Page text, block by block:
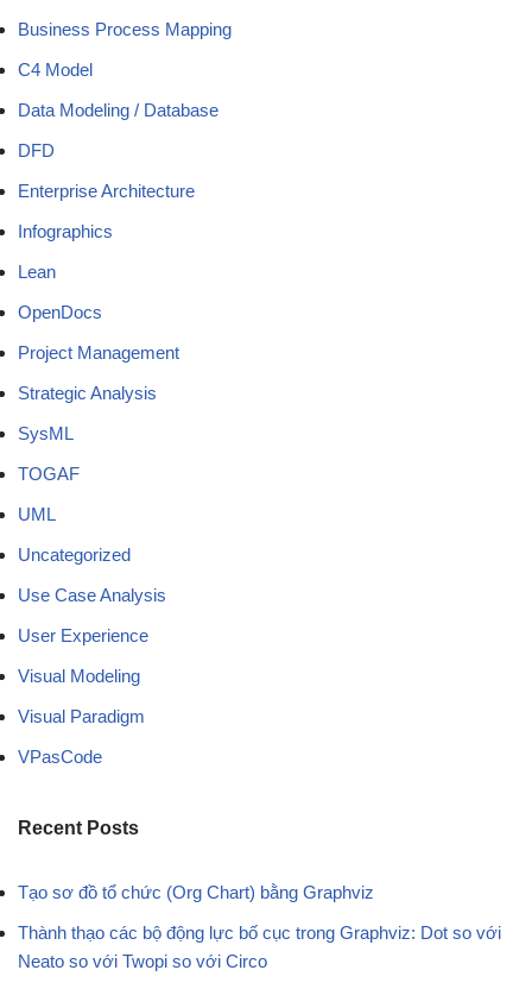
Business Process Mapping
C4 Model
Data Modeling / Database
DFD
Enterprise Architecture
Infographics
Lean
OpenDocs
Project Management
Strategic Analysis
SysML
TOGAF
UML
Uncategorized
Use Case Analysis
User Experience
Visual Modeling
Visual Paradigm
VPasCode
Recent Posts
Tạo sơ đồ tổ chức (Org Chart) bằng Graphviz
Thành thạo các bộ động lực bố cục trong Graphviz: Dot so với
Neato so với Twopi so với Circo